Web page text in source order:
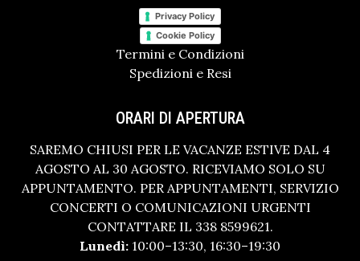
Privacy Policy
Cookie Policy
Termini e Condizioni
Spedizioni e Resi
ORARI DI APERTURA
SAREMO CHIUSI PER LE VACANZE ESTIVE DAL 4
AGOSTO AL 30 AGOSTO. RICEVIAMO SOLO SU
APPUNTAMENTO. PER APPUNTAMENTI, SERVIZIO
CONCERTI O COMUNICAZIONI URGENTI
CONTATTARE IL 338 8599621.
Lunedì: 10:00–13:30, 16:30–19:30